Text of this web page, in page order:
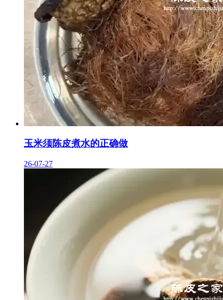
玉米须陈皮煮水的正确做
26-07-27